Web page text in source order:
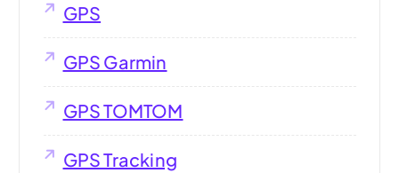
GPS
GPS Garmin
GPS TOMTOM
GPS Tracking